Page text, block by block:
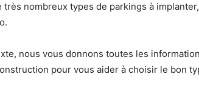
très nombreux types de parkings à
nous vous donnons toutes les
pour vous aider à choisir le bon